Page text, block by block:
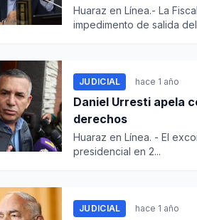
Huaraz en Línea.- La
impedimento de salida
JUDICIAL hace 1 año
Daniel Urresti apela
derechos
Huaraz en Línea. - El
presidencial en 2...
JUDICIAL hace 1 año